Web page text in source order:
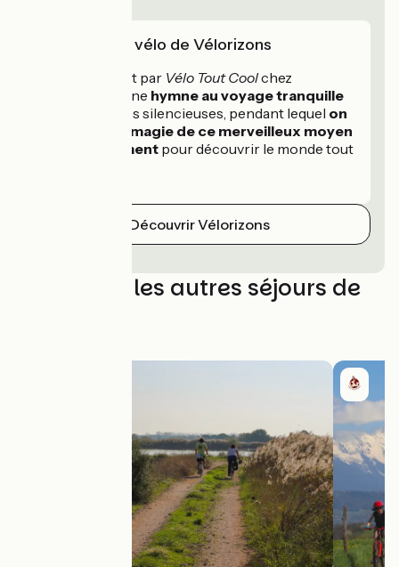
L'expertise vélo de Vélorizons
VTC se traduit par Vélo Tout Coolchez
Vélorizons. Une hymne au voyage tranquille
sur deux roues silencieuses, pendant lequel on
profite de la magie de ce merveilleux moyen
de déplacement pour découvrir le monde tout
Découvrir Vélorizons
Découvrez les autres séjours de